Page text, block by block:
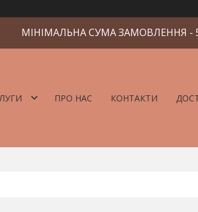
МІНІМАЛЬНА СУМА ЗАМОВЛЕННЯ -
ПРО НАС КОНТАКТИ